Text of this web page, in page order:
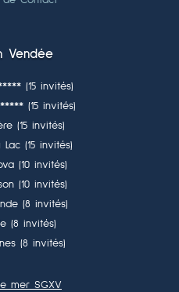
Vendée
(15 invités)
(15 invités)
(15 invités)
(15 invités)
(10 invités)
(10 invités)
(8 invités)
(8 invités)
(8 invités)
mer SGXV